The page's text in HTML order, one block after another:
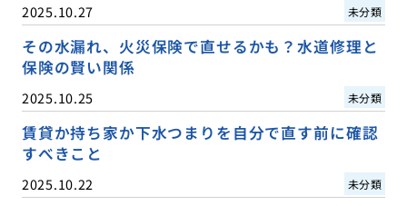
2025.10.27 未分類
その水漏れ、火災保険で直せるかも？水道修理と
保険の賢い関係
2025.10.25 未分類
賃貸か持ち家か下水つまりを自分で直す前に確認
すべきこと
2025.10.22 未分類